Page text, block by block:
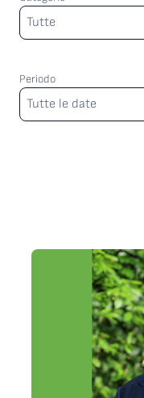
Categorie
Tutte
Periodo
Periodo
Tutte le date